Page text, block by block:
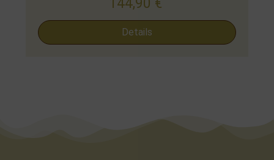
144,90 €
Details